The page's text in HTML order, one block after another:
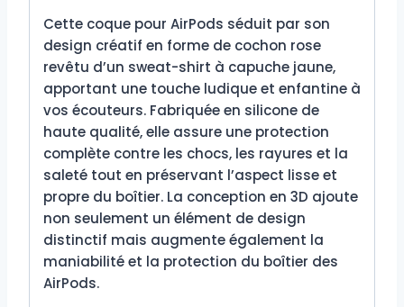
Cette coque pour AirPods séduit par son
design créatif en forme de cochon rose
revêtu d’un sweat-shirt à capuche jaune,
apportant une touche ludique et enfantine à
vos écouteurs. Fabriquée en silicone de
haute qualité, elle assure une protection
complète contre les chocs, les rayures et la
saleté tout en préservant l’aspect lisse et
propre du boîtier. La conception en 3D ajoute
non seulement un élément de design
distinctif mais augmente également la
maniabilité et la protection du boîtier des
AirPods.